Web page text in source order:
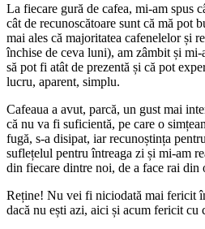
La fiecare gură de cafea, mi-am spus
cât de recunoscătoare sunt că mă pot
mai ales că majoritatea cafenelelor și
închise de ceva luni), am zâmbit și mi-
să pot fi atât de prezentă și că pot
lucru, aparent, simplu.
Cafeaua a avut, parcă, un gust mai
că nu va fi suficientă, pe care o
fugă, s-a disipat, iar recunoștința
suflețelul pentru întreaga zi și mi-am
din fiecare dintre noi, de a face rai din
Reține! Nu vei fi niciodată mai fericit
dacă nu ești azi, aici și acum fericit cu